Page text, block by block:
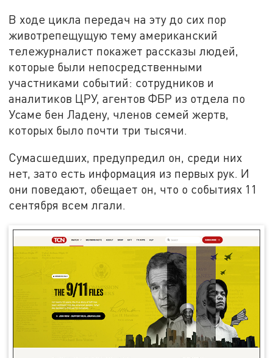
В ходе цикла передач на эту до сих пор
животрепещущую тему американский
тележурналист покажет рассказы людей,
которые были непосредственными
участниками событий: сотрудников и
аналитиков ЦРУ, агентов ФБР из отдела по
Усаме бен Ладену, членов семей жертв,
которых было почти три тысячи.
Сумасшедших, предупредил он, среди них
нет, зато есть информация из первых рук. И
они поведают, обещает он, что о событиях 11
сентября всем лгали.